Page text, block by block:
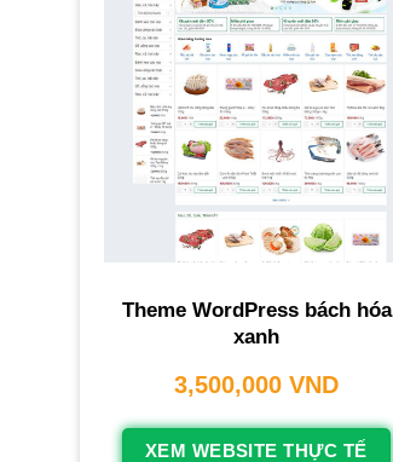
Theme WordPress bách hóa
xanh
3,500,000VND
XEM WEBSITE THỰC TẾ